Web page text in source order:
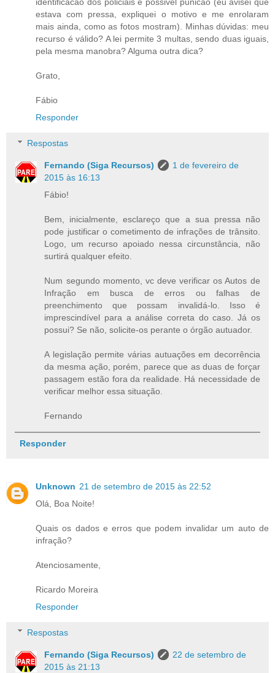
identificacao dos policiais e possivel punicao (eu avisei que
estava com pressa, expliquei o motivo e me enrolaram
mais ainda, como as fotos mostram). Minhas dúvidas: meu
recurso é válido? A lei permite 3 multas, sendo duas iguais,
pela mesma manobra? Alguma outra dica?
Grato,
Fábio
Responder
Respostas
Fernando (Siga Recursos)
1 de fevereiro de
2015 às 16:13
Fábio!
Bem, inicialmente, esclareço que a sua pressa não
pode justificar o cometimento de infrações de trânsito.
Logo, um recurso apoiado nessa circunstância, não
surtirá qualquer efeito.
Num segundo momento, vc deve verificar os Autos de
Infração em busca de erros ou falhas de
preenchimento que possam invalidá-lo. Isso é
imprescindível para a análise correta do caso. Já os
possui? Se não, solicite-os perante o órgão autuador.
A legislação permite várias autuações em decorrência
da mesma ação, porém, parece que as duas de forçar
passagem estão fora da realidade. Há necessidade de
verificar melhor essa situação.
Fernando
Responder
Unknown 21 de setembro de 2015 às 22:52
Olá, Boa Noite!
Quais os dados e erros que podem invalidar um auto de
infração?
Atenciosamente,
Ricardo Moreira
Responder
Respostas
Fernando (Siga Recursos)
22 de setembro de
2015 às 21:13